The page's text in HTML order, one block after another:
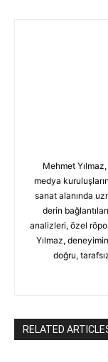
Mehmet
medya
sanat alanında
derin
analizleri, özel
Yılmaz,
doğru,
RELATED